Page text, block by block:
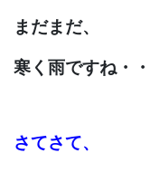
まだまだ、
寒く雨ですね・・
さてさて、